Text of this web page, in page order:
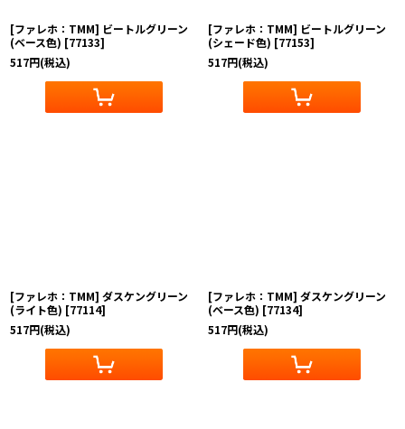
[ファレホ：TMM] ビートルグリーン
(ベース色) [77133]
517円(税込)
[ファレホ：TMM] ビートルグリーン
(シェード色) [77153]
517円(税込)
[ファレホ：TMM] ダスケングリーン
(ライト色) [77114]
517円(税込)
[ファレホ：TMM] ダスケングリーン
(ベース色) [77134]
517円(税込)